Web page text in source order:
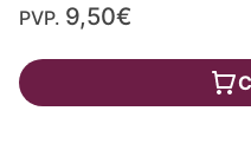
PVP. 9,50€